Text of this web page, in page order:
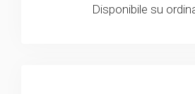
Disponibile su